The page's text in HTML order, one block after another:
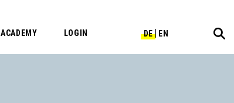
ACADEMY LOGIN DE EN